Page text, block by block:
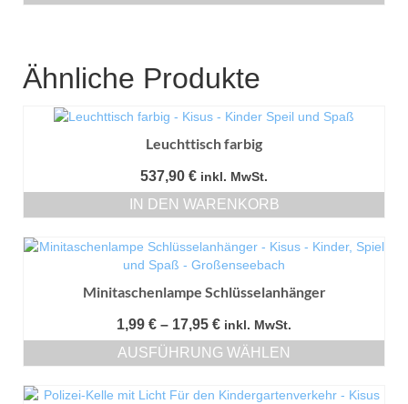
Ähnliche Produkte
Leuchttisch farbig
537,90 € inkl. MwSt.
IN DEN WARENKORB
Minitaschenlampe Schlüsselanhänger
1,99 € – 17,95 €Preisspanne:
1,99 €
bis
inkl. MwSt.
AUSFÜHRUNG WÄHLEN
Produkt